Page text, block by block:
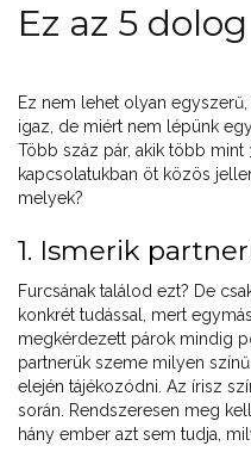
Ez az 5
Ez nem lehet olyan
igaz, de miért nem lépünk
Több száz pár, akik több mint
kapcsolatukban öt közös
melyek?
1. Ismerik
Furcsának találod ezt? De
konkrét tudással, mert
megkérdezett párok mindig
partnerük szeme milyen
elején tájékozódni. Az írisz
során. Rendszeresen meg
hány ember azt sem tudja,